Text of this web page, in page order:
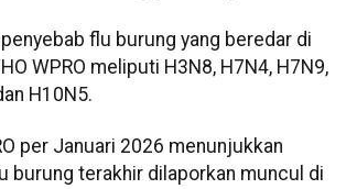
flu burung yang beredar di
WPRO meliputi H3N8, H7N4, H7N9,
H10N5.
per Januari 2026 menunjukkan
burung terakhir dilaporkan muncul di